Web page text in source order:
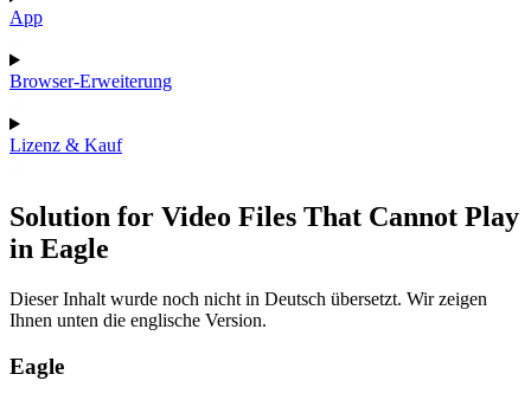
App
Browser-Erweiterung
Lizenz & Kauf
Solution for Video Files That Cannot Play
in Eagle
Dieser Inhalt wurde noch nicht in Deutsch übersetzt. Wir zeigen
Ihnen unten die englische Version.
Eagle